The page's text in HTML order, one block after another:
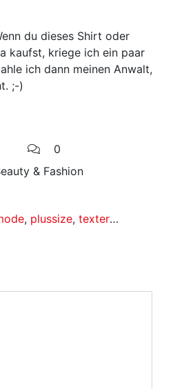
du dieses Shirt oder
kaufst, kriege ich ein paar
ich dann meinen Anwalt,
;-)
0
& Fashion
, plussize, texterella liebst mode